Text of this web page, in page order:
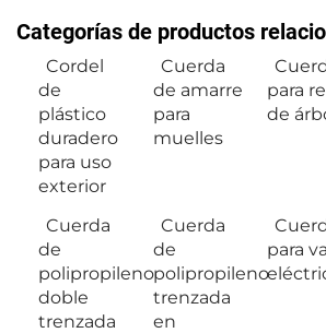
Categorías de productos
Cordel
de
plástico
duradero
para uso
exterior
Cuerda
de amarre
para
muelles
para
de
Cuerda
de
polipropileno
doble
trenzada
Cuerda
de
polipropileno
trenzada
en
para